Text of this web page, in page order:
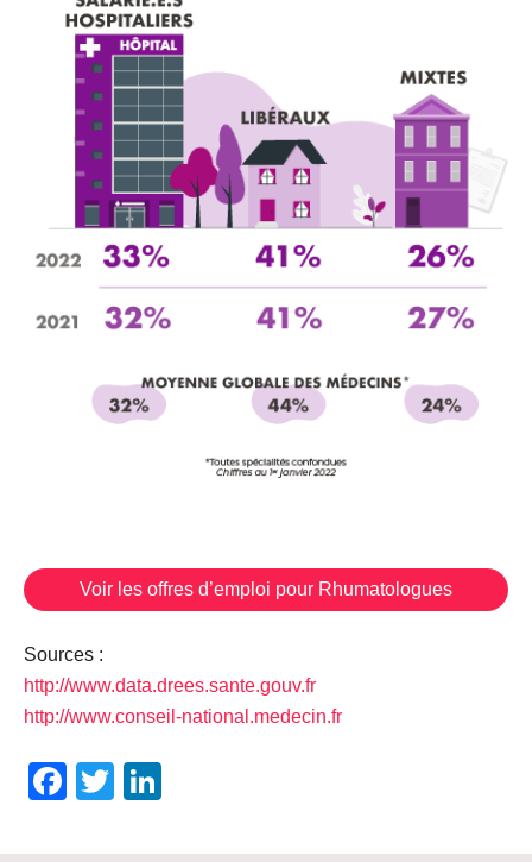
Voir les offres d’emploi pour Rhumatologues
Sources :
http://www.data.drees.sante.gouv.fr
http://www.conseil-national.medecin.fr
Facebook
Twitter